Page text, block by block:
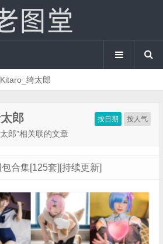
绮太郎
按日期 按人气
郎
郎”相关联的文章
合集[125套][持续更新]